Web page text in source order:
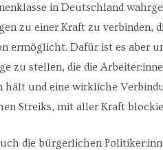
in Deutschland
zu einer Kraft zu verbinden,
Dafür ist es aber
zu stellen, die die
hält und eine wirkliche
Streiks, mit aller Kraft
die bürgerlichen